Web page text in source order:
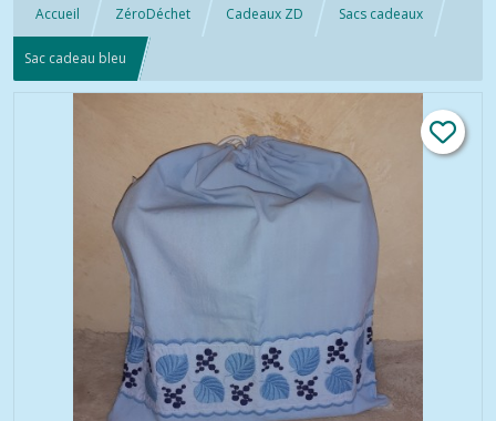
Accueil ZéroDéchet Cadeaux ZD Sacs cadeaux
Sac cadeau bleu